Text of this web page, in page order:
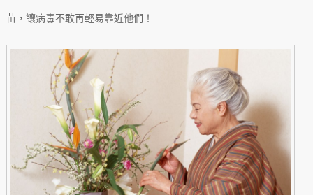
苗，讓病毒不敢再輕易靠近他們！